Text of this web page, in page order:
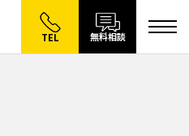
TEL 無料相談